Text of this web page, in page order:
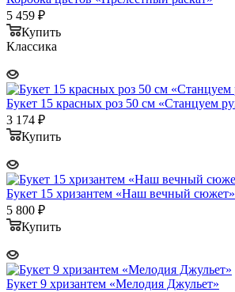
5 459 ₽
Купить
Классика
Букет 15 красных роз 50 см «Станцуем
3 174 ₽
Купить
Букет 15 хризантем «Наш вечный сюжет»
5 800 ₽
Купить
Букет 9 хризантем «Мелодия Джульет»